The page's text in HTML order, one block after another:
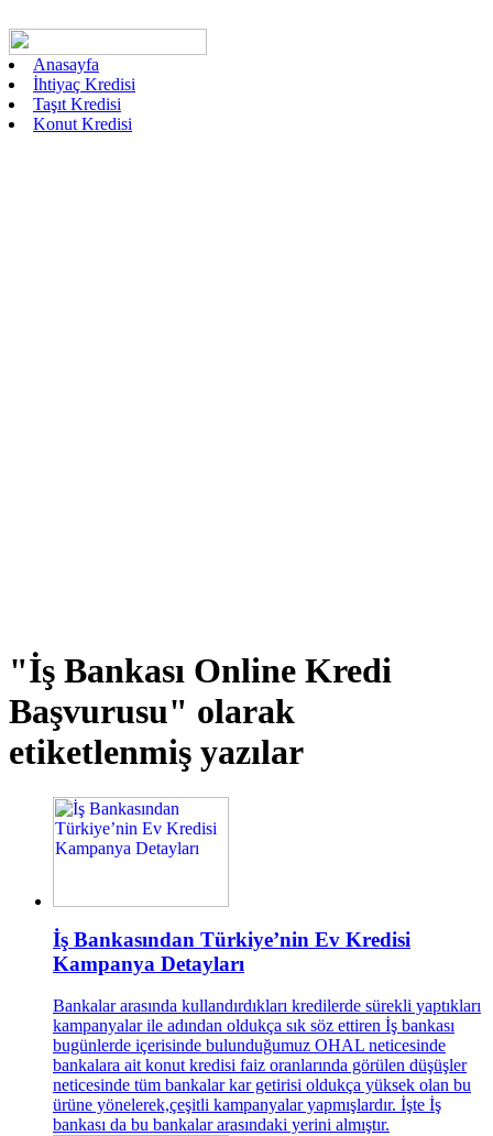
Anasayfa
İhtiyaç Kredisi
Taşıt Kredisi
Konut Kredisi
"İş Bankası Online Kredi
Başvurusu" olarak
etiketlenmiş yazılar
İş Bankasından Türkiye’nin Ev Kredisi
Kampanya Detayları
Bankalar arasında kullandırdıkları kredilerde sürekli yaptıkları
kampanyalar ile adından oldukça sık söz ettiren İş bankası
bugünlerde içerisinde bulunduğumuz OHAL neticesinde
bankalara ait konut kredisi faiz oranlarında görülen düşüşler
neticesinde tüm bankalar kar getirisi oldukça yüksek olan bu
ürüne yönelerek,çeşitli kampanyalar yapmışlardır. İşte İş
bankası da bu bankalar arasındaki yerini almıştır.